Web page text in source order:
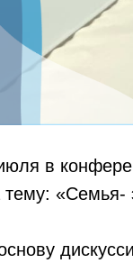
в
тему: «Семья-